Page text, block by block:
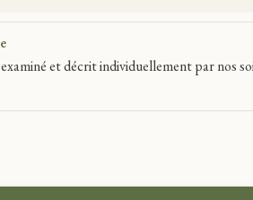
et décrit individuellement par nos